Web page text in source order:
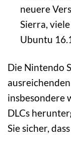
neuere
Sierra,
Ubuntu
Die Nintendo
insbesondere
DLCs
Sie sicher,